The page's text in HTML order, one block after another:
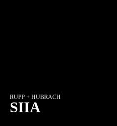
RUPP + HUBRACH
SIIA